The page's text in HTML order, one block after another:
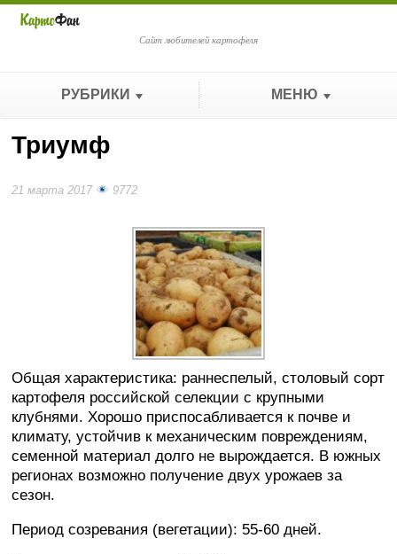
Сайт любителей картофеля
РУБРИКИ МЕНЮ
Триумф
21 марта 2017 9772
Общая характеристика: раннеспелый, столовый сорт
картофеля российской селекции с крупными
клубнями. Хорошо приспосабливается к почве и
климату, устойчив к механическим повреждениям,
семенной материал долго не вырождается. В южных
регионах возможно получение двух урожаев за
сезон.
Период созревания (вегетации): 55-60 дней.